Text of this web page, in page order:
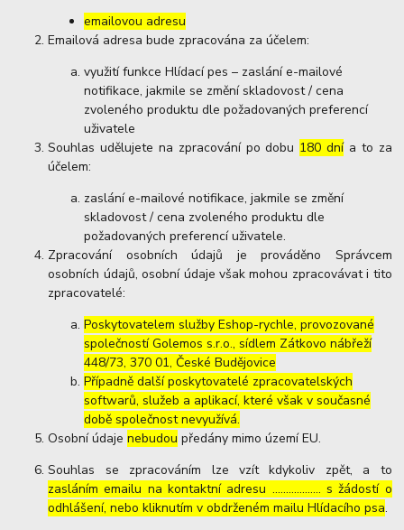
emailovou adresu
Emailová adresa bude zpracována za účelem:
využití funkce Hlídací pes – zaslání e-mailové
notifikace, jakmile se změní skladovost / cena
zvoleného produktu dle požadovaných preferencí
uživatele
Souhlas udělujete na zpracování po dobu 180 dnía to za
účelem:
zaslání e-mailové notifikace, jakmile se změní
skladovost / cena zvoleného produktu dle
požadovaných preferencí uživatele.
Zpracování osobních údajů je prováděno Správcem
osobních údajů, osobní údaje však mohou zpracovávat i tito
zpracovatelé:
Poskytovatelem služby Eshop-rychle, provozované
společností Golemos s.r.o., sídlem Zátkovo nábřeží
448/73, 370 01, České Budějovice
Případně další poskytovatelé zpracovatelských
softwarů, služeb a aplikací, které však v současné
době společnost nevyužívá.
Osobní údajenebudou předány mimo území EU.
Souhlas se zpracováním lze vzít kdykoliv zpět, a to
zasláním emailu na kontaktní adresu ..……………. s žádostí o
odhlášení, nebo kliknutím v obdrženém mailu Hlídacího psa.